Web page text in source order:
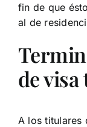
fin de que
al de
de
A los titulares